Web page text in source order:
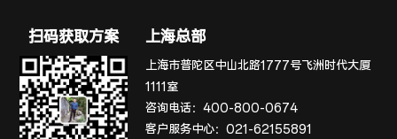
扫码获取方案 上海总部
上海市普陀区中山北路1777号飞洲时代大厦
1111室
咨询电话：400-800-0674
客户服务中心：021-62155891